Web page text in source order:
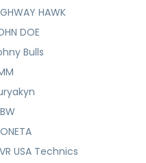
HAWK
DOE
Bulls
USA Technics